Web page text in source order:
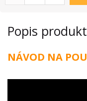
Popis
NÁVOD NA